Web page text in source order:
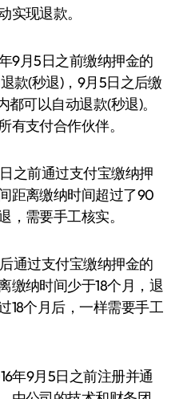
实现退款。
9月5日之前缴纳押金的
款(秒退)，9月5日之后缴
可以自动退款(秒退)。
有支付合作伙伴。
之前通过支付宝缴纳押
距离缴纳时间超过了90
，需要手工核实。
通过支付宝缴纳押金的
缴纳时间少于18个月，退
18个月后，一样需要手工
年9月5日之前注册并通